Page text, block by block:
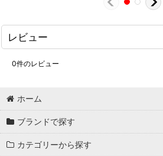
レビュー
0件のレビュー
ホーム
ブランドで探す
カテゴリーから探す